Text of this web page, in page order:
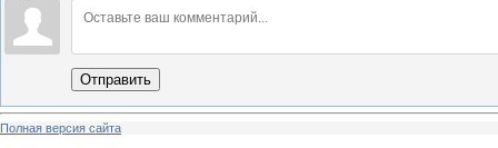
Отправить
Полная версия сайта